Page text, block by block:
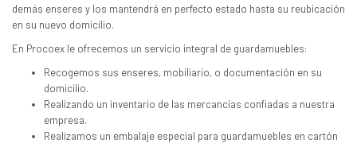
demás enseres y los mantendrá en perfecto estado hasta su reubicación
en su nuevo domicilio.
En Procoex le ofrecemos un servicio integral de guardamuebles:
Recogemos sus enseres, mobiliario, o documentación en su
domicilio.
Realizando un inventario de las mercancías confiadas a nuestra
empresa.
Realizamos un embalaje especial para guardamuebles en cartón